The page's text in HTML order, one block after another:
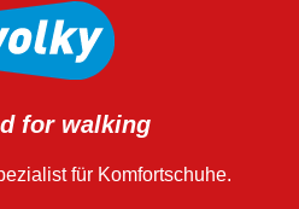
for walking
für Komfortschuhe.